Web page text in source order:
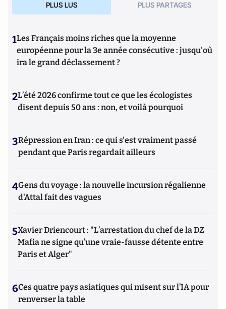
PLUS LUS PLUS PARTAGES
1Les Français moins riches que la moyenne
européenne pour la 3e année consécutive : jusqu'où
ira le grand déclassement ?
2L’été 2026 confirme tout ce que les écologistes
disent depuis 50 ans : non, et voilà pourquoi
3Répression en Iran : ce qui s'est vraiment passé
pendant que Paris regardait ailleurs
4Gens du voyage : la nouvelle incursion régalienne
d'Attal fait des vagues
5Xavier Driencourt : "L’arrestation du chef de la DZ
Mafia ne signe qu’une vraie-fausse détente entre
Paris et Alger"
6Ces quatre pays asiatiques qui misent sur l’IA pour
renverser la table